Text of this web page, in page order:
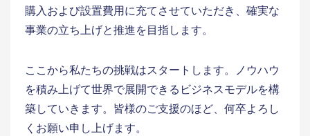
購入および設置費用に充てさせていただき、確実な
事業の立ち上げと推進を目指します。
ここから私たちの挑戦はスタートします。ノウハウ
を積み上げて世界で展開できるビジネスモデルを構
築していきます。皆様のご支援のほど、何卒よろし
くお願い申し上げます。